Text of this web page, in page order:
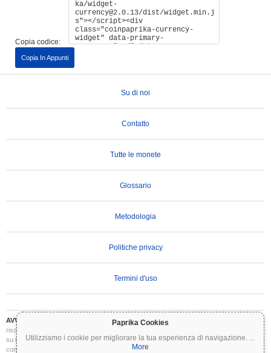
Paprika Cookies
Utilizziamo i cookie per migliorare la tua esperienza di navigazione. ...
More
Copia codice:
Copia In Appunti
Su di noi
Contatto
Tutte le monete
Glossario
Metodologia
Politiche privacy
Termini d'uso
AVVERTENZA IMPORTANTE:
Le criptovalute sono altamente volatili e comportano
rischi significativi. Potresti perdere parte o tutto il tuo investimento. Tutte le informazioni
su Coinpaprika sono fornite esclusivamente a scopo informativo e non costituiscono
consulenza finanziaria o di investimento. Conduci sempre le tue ricerche (DYOR) e